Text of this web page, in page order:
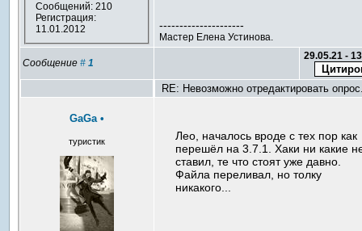
Сообщений: 210
Регистрация:
11.01.2012
---------------------
Мастер Елена Устинова.
Сообщение#1
29.05.21 -
RE: Невозможно отредактировать
GaGa •
туристик
Лео, началось вроде с тех пор как
перешёл на 3.7.1. Хаки ни какие
ставил, те что стоят уже давно.
Файла переливал, но толку
никакого...